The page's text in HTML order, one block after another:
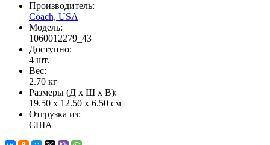
Производитель:
Coach, USA
Модель:
1060012279_43
Доступно:
4 шт.
Вес:
2.70 кг
Размеры (Д x Ш x В):
19.50 x 12.50 x 6.50 см
Отгрузка из:
США